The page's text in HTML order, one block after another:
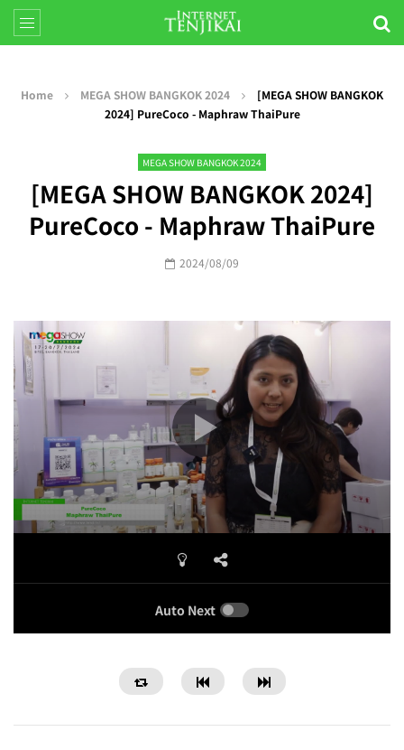
Home MEGA SHOW BANGKOK 2024
[MEGA SHOW BANGKOK
2024] PureCoco - Maphraw ThaiPure
MEGA SHOW BANGKOK 2024
[MEGA SHOW BANGKOK 2024]
PureCoco - Maphraw ThaiPure
2024/08/09
Auto Next